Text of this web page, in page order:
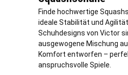
Finde hochwertige
ideale Stabilität und
Schuhdesigns von Victor
ausgewogene Mischung
Komfort entworfen –
anspruchsvolle Spiele.